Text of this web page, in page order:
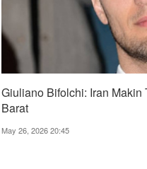
Giuliano Bifolchi: Iran Makin
Barat
May 26, 2026 20:45